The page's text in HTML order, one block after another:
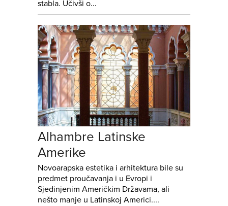
stabla. Učivši o...
Alhambre Latinske
Amerike
Novoarapska estetika i arhitektura bile su
predmet proučavanja i u Evropi i
Sjedinjenim Američkim Državama, ali
nešto manje u Latinskoj Americi....